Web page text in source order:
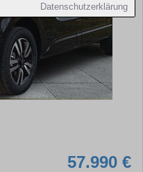
Datenschutzerklärung
57.990 €